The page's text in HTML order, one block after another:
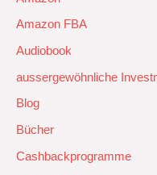
Amazon FBA
Audiobook
aussergewöhnliche
Blog
Bücher
Cashbackprogramme